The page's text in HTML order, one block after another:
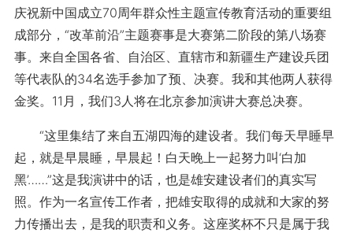
庆祝新中国成立70周年群众性主题宣传教育活动的重要组
成部分，“改革前沿”主题赛事是大赛第二阶段的第八场赛
事。来自全国各省、自治区、直辖市和新疆生产建设兵团
等代表队的34名选手参加了预、决赛。我和其他两人获得
金奖。11月，我们3人将在北京参加演讲大赛总决赛。
“这里集结了来自五湖四海的建设者。我们每天早睡早
起，就是早晨睡，早晨起！白天晚上一起努力叫‘白加
黑’……”这是我演讲中的话，也是雄安建设者们的真实写
照。作为一名宣传工作者，把雄安取得的成就和大家的努
力传播出去，是我的职责和义务。这座奖杯不只是属于我